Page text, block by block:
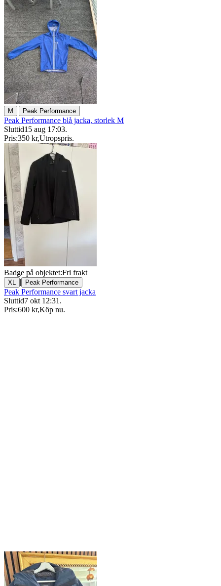
M | Peak Performance
Peak Performance blå jacka, storlek M
Sluttid15 aug 17:03.
Pris:350 kr,Utropspris.
Badge på objektet:Fri frakt
XL | Peak Performance
Peak Performance svart jacka
Sluttid7 okt 12:31 .
Pris:600 kr,Köp nu.